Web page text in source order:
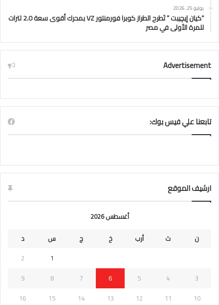
يوليو 25, 2026
“كيان إيچيبت ” تَطرح الطراز كوبرا فورمنتور VZ بمحرك أقوى سعة 2.0 لترات
للمرة الأولى في مصر
Advertisement
تابعنا علي فيس بوك:
ارشيف الموقع
أغسطس 2026
ن
ث أرب خ ج س
د
1
2
3
4
5
6
7
8
9
10
11
12
13
14
15
16